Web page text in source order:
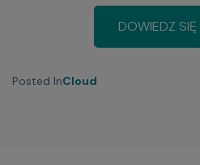
DOWIEDZ
Posted InCloud